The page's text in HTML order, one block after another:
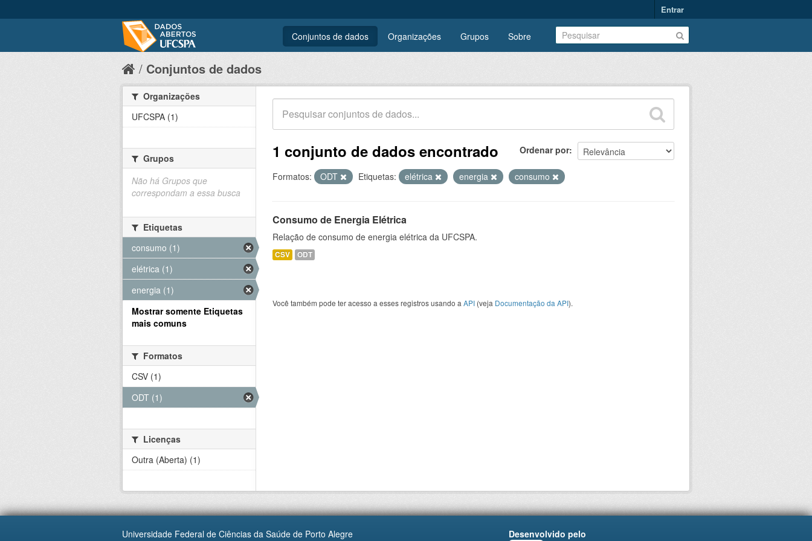
Entrar
Conjuntos de dados Organizações Grupos Sobre
Conjuntos de dados
Ordenar por
1 conjunto de dados encontrado
Formatos: ODT Etiquetas: elétrica energia consumo
Consumo de Energia Elétrica
Relação de consumo de energia elétrica da UFCSPA.
CSV ODT
Você também pode ter acesso a esses registros usando a API (veja Documentação da API).
Organizações
UFCSPA (1)
Grupos
Não há Grupos que
correspondam a essa busca
Etiquetas
consumo (1)
elétrica (1)
energia (1)
Mostrar somente Etiquetas
mais comuns
Formatos
CSV (1)
ODT (1)
Licenças
Outra (Aberta) (1)
Universidade Federal de Ciências da Saúde de Porto Alegre Desenvolvido pelo